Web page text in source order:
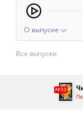
О выпуске
Все выпуски
№33